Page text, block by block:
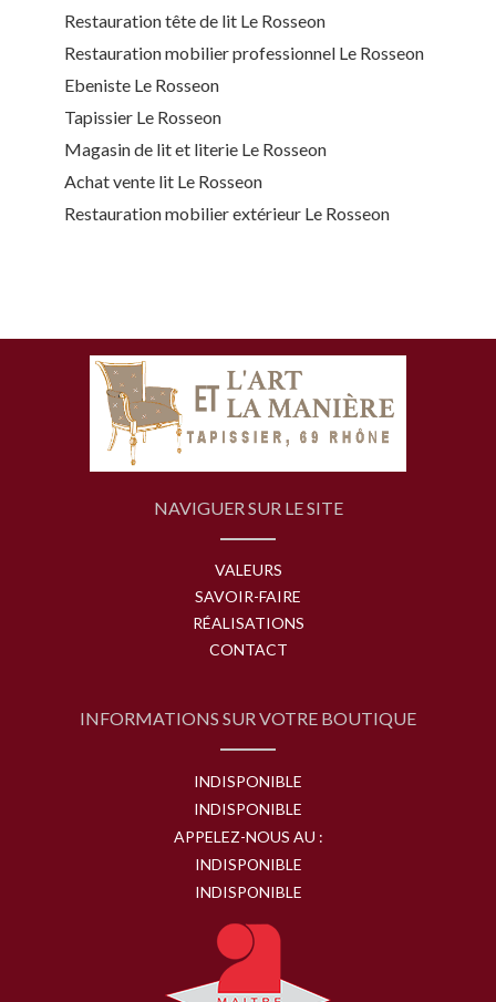
Restauration tête de lit Le Rosseon
Restauration mobilier professionnel Le Rosseon
Ebeniste Le Rosseon
Tapissier Le Rosseon
Magasin de lit et literie Le Rosseon
Achat vente lit Le Rosseon
Restauration mobilier extérieur Le Rosseon
NAVIGUER SUR LE SITE
VALEURS
SAVOIR-FAIRE
RÉALISATIONS
CONTACT
INFORMATIONS SUR VOTRE BOUTIQUE
INDISPONIBLE
INDISPONIBLE
APPELEZ-NOUS AU :
INDISPONIBLE
INDISPONIBLE